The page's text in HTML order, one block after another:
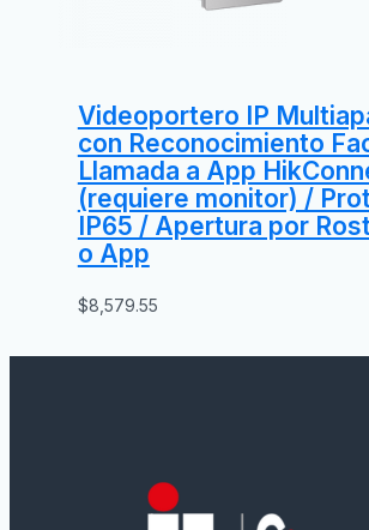
Videoportero IP
con Reconocimiento
Llamada a App
(requiere monitor) /
IP65 / Apertura por
o App
$8,579.55